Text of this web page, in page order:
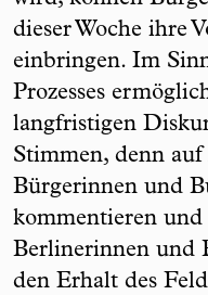
dieser Woche ihre
einbringen. Im
Prozesses
langfristigen
Stimmen, denn
Bürgerinnen und
kommentieren
Berlinerinnen und
den Erhalt des